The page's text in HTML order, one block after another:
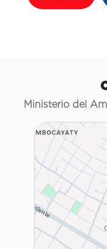
Ministerio del